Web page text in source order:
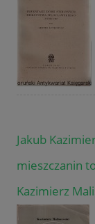
Jakub
mieszczanin
Kazimierz